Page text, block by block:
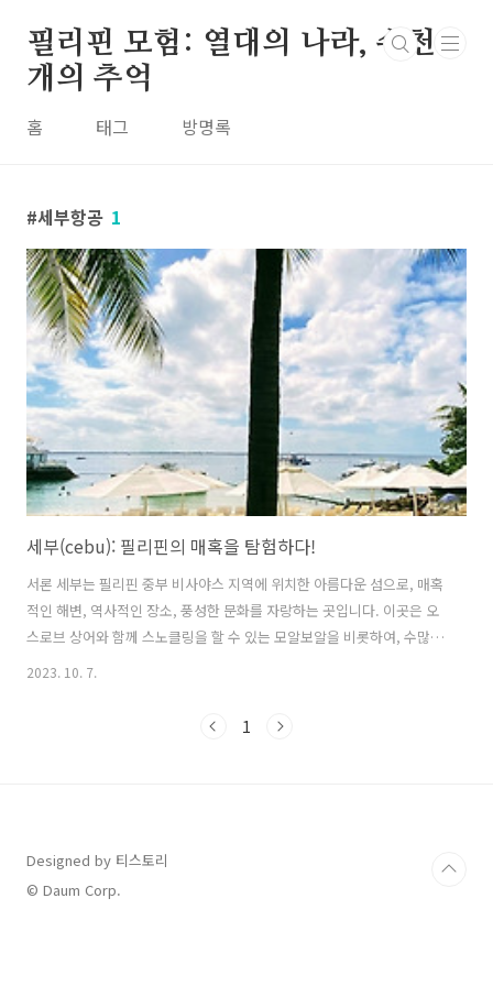
필리핀 모험: 열대의 나라, 수천
개의 추억
홈 태그 방명록
세부항공 1
세부(cebu): 필리핀의 매혹을 탐험하다!
서론 세부는 필리핀 중부 비사야스 지역에 위치한 아름다운 섬으로, 매혹
적인 해변, 역사적인 장소, 풍성한 문화를 자랑하는 곳입니다. 이곳은 오
스로브 상어와 함께 스노클링을 할 수 있는 모알보알을 비롯하여, 수많은
다이빙 스팟과 리조트가 있는 곳입니다. 또한, 세부 시티에는 역사적인
세부 여행을 계획하시는 분들에게 필수적인 정보와 관광지를 소개합니
2023. 10. 7.
1
Designed by 티스토리
© Daum Corp.